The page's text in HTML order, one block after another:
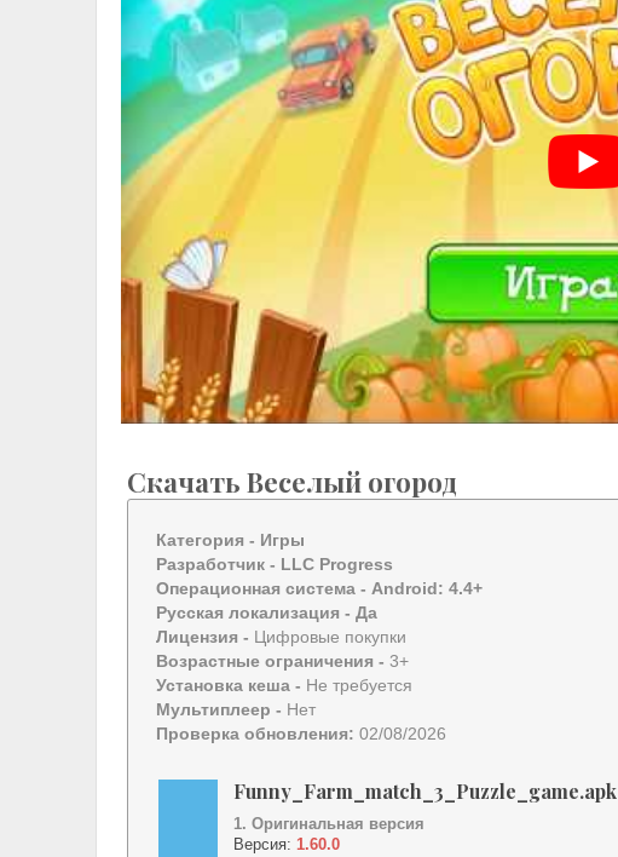
Скачать Веселый огород
Категория - Игры
Разработчик - LLC Progress
Операционная система - Android: 4.4+
Русская локализация - Да
Лицензия - Цифровые покупки
Возрастные ограничения - 3+
Установка кеша - Не требуется
Мультиплеер - Нет
Проверка обновления: 02/08/2026
Funny_Farm_match_3_Puzzle_game.apk
1. Оригинальная версия
Версия: 1.60.0